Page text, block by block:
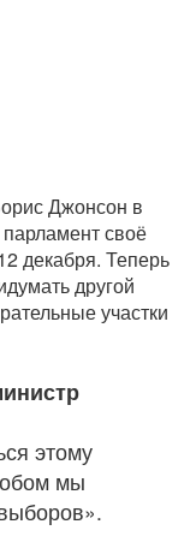
Джонсон в
своё
декабря. Теперь
другой
участки
этому
мы